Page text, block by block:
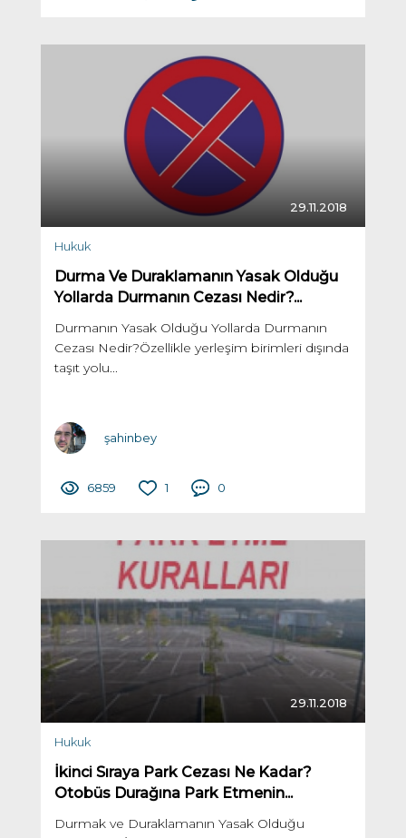
29.11.2018
Hukuk
Durma Ve Duraklamanın Yasak Olduğu
Yollarda Durmanın Cezası Nedir?...
Durmanın Yasak Olduğu Yollarda Durmanın
Cezası Nedir?Özellikle yerleşim birimleri dışında
taşıt yolu...
şahinbey
6859 1 0
29.11.2018
Hukuk
İkinci Sıraya Park Cezası Ne Kadar?
Otobüs Durağına Park Etmenin...
Durmak ve Duraklamanın Yasak Olduğu